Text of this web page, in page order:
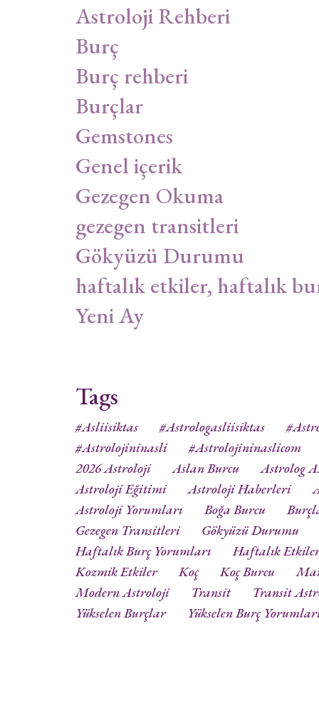
Astroloji Rehberi
Burç
Burç rehberi
Burçlar
Gemstones
Genel içerik
Gezegen Okuma
gezegen transitleri
Gökyüzü Durumu
haftalık etkiler, haftalık
Yeni Ay
Tags
#asliisiktas #astrologasliisiktas
#astrolojininasli
#astrolojininaslicom
2026 Astroloji
Aslan Burcu
Astrolog
Astroloji Eğitimi
Astroloji Haberleri
Astroloji Yorumları
Boğa Burcu
Gezegen Transitleri
Gökyüzü Durumu
Haftalık Burç Yorumları
Haftalık
Kozmik Etkiler
Koç Koç Burcu
Modern Astroloji
Transit
Transit
Yükselen Burçlar
Yükselen Burç